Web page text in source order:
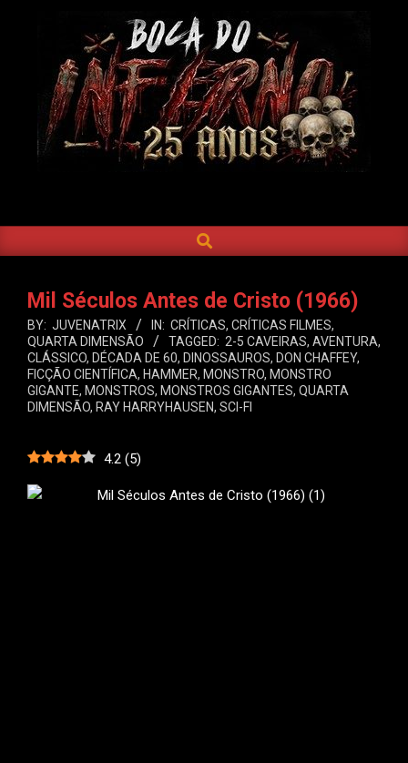
DO
INFERNO
Navigation
SEARCH
Mil Séculos Antes de Cristo (1966)
BY: JUVENATRIX IN: CRÍTICAS, CRÍTICAS FILMES,
QUARTA DIMENSÃO
TAGGED: 2-5 CAVEIRAS, AVENTURA,
CLÁSSICO, DÉCADA DE 60, DINOSSAUROS, DON CHAFFEY,
FICÇÃO CIENTÍFICA, HAMMER, MONSTRO, MONSTRO
GIGANTE, MONSTROS, MONSTROS GIGANTES, QUARTA
DIMENSÃO, RAY HARRYHAUSEN, SCI-FI
4.2 (5)